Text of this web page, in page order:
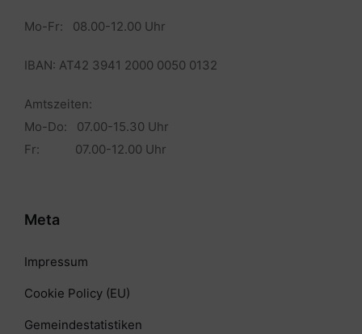
Mo-Fr: 08.00-12.00 Uhr
IBAN: AT42 3941 2000 0050 0132
Amtszeiten:
Mo-Do: 07.00-15.30 Uhr
Fr: 07.00-12.00 Uhr
Meta
Impressum
Cookie Policy (EU)
Gemeindestatistiken